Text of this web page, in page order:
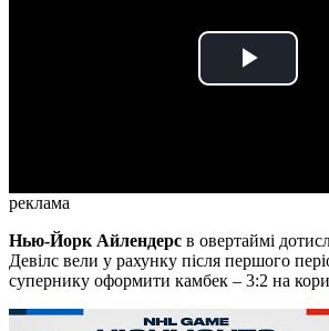
Play
реклама
Нью-Йорк Айлендерс в овертаймі
Девілс вели у рахунку після першого
супернику оформити камбек – 3:2 на